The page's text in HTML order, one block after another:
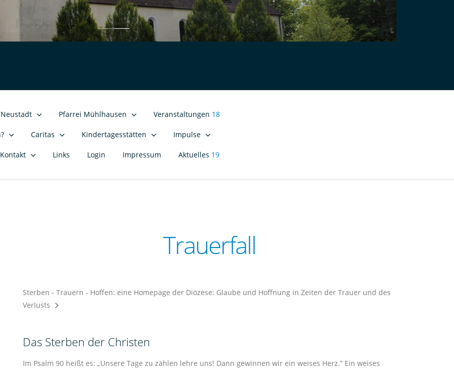
Pfarrei Mühlhausen Veranstaltungen 18
Caritas Kindertagesstätten Impulse
Kontakt Links Login Impressum Aktuelles 19
Trauerfall
Sterben - Trauern - Hoffen: eine Homepage der Diözese: Glaube und Hoffnung in Zeiten der Trauer und des
Verlusts
Das Sterben der Christen
Im Psalm 90 heißt es: „Unsere Tage zu zählen lehre uns! Dann gewinnen wir ein weises Herz.“ Ein weises